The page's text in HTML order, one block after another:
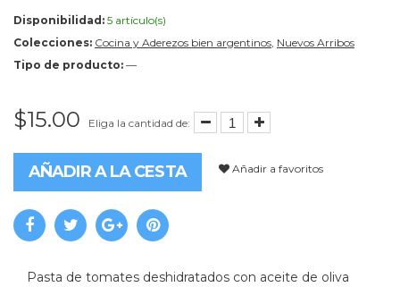
Disponibilidad: 5 artículo(s)
Colecciones: Cocina y Aderezos bien argentinos, Nuevos Arribos
Tipo de producto: —
$15.00 Eliga la cantidad de:
AÑADIR A LA CESTA Añadir a favoritos
Pasta de tomates deshidratados con aceite de oliva